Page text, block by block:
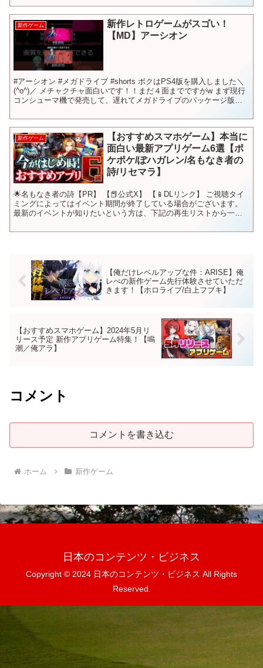
新作ゲーム
新作レトロゲームがスゴい！
【MD】アーシオン
#アーシオン #メガドライブ #shorts ボクはPS4版を購入しました＼
(^o^)／ メチャクチャ面白いです！！まだ４面までですがw まず現行
コンシューマ機で発売して、遅れてメガドライブのパッケージ版を
新作ゲーム
【おすすめスマホゲーム】本当に
面白い最新アプリゲーム6選【ポ
ケポケ/ぽハガレン/名もなき者の
詩/リセマラ】
🌟名もなき者の詩【PR】 【📕公式X】 【📱DLリンク】 ご視聴タイ
ミングによってはイベント期間が終了している場合がございます。
最新のイベントが知りたいという方は、下記の再生リストから一番
【俺だけレベルアップな件：ARISE】俺
レべの新作ゲーム先行体験させていただ
きます！【ホロライブ/白上フブキ】
【おすすめスマホゲーム】2024年5月リ
リース予定 新作アプリゲーム特集！【鳴
潮／俺アラ】
コメント
コメントを書き込む
ホーム 新作ゲーム
日本のコンテンツ・ビジネス
Copyright © 2024 日本のコンテンツ・ビジネス All Rights
Reserved.